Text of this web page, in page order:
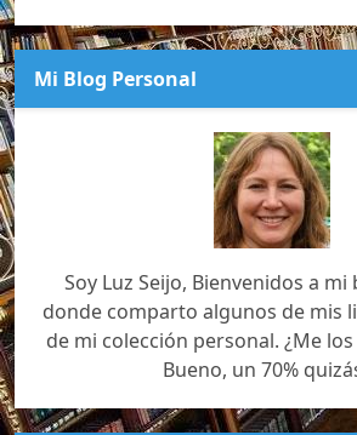
Mi Blog Personal
Soy Luz Seijo, Bienvenidos a
donde comparto algunos de mis
de mi colección personal. ¿Me
Bueno, un 70%